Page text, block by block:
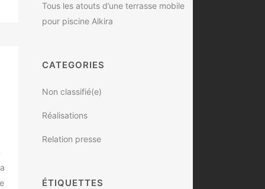
Tous les atouts d’une terrasse mobile
pour piscine Alkira
CATEGORIES
Non classifié(e)
Réalisations
Relation presse
ÉTIQUETTES